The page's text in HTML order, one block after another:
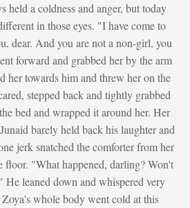
held a coldness and anger, but today
in those eyes. "I have come to
dear. And you are not a non-girl, you
forward and grabbed her by the arm
her towards him and threw her on the
stepped back and tightly grabbed
bed and wrapped it around her. Her
barely held back his laughter and
jerk snatched the comforter from her
floor. "What happened, darling? Won't
He leaned down and whispered very
whole body went cold at this